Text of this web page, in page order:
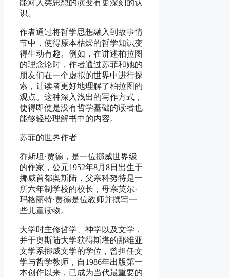
能对人类思想的演变有更深刻的认
识。
作者通过将哲学思想融入到故事情
节中，使得原本枯燥的哲学知识变
得生动有趣。例如，在讲述柏拉图
的理念论时，作者通过苏菲和她的
朋友们在一个虚拟的世界中进行探
索，让读者更好地理解了柏拉图的
观点。这种深入浅出的写作方式，
使得即使是没有哲学基础的读者也
能够轻松理解书中的内容。
苏菲的世界作者
乔斯坦·贾德，是一位挪威世界级
的作家，公元1952年8月8日出生于
挪威首都奥斯陆，父亲科努特是一
所六年制学校的校长，母亲英尔·
玛格丽特·贾德是位教师并撰写一
些儿童读物。
大学时主修哲学、神学以及文学，
并于奥斯陆大学获得斯堪的那维亚
文学系挪威文学的学位，曾担任文
学与哲学教师，自1986年出版第一
本创作以来，已成为当代最重要的